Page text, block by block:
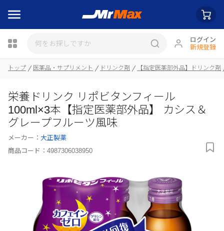
ログイン
新規登録
瓶詰
トップ 医薬品・サプリメント ドリンク剤 【指定医薬部外品】ドリンク剤
栄養ドリンク リポビタンフィール
100ml×3本【指定医薬部外品】 カシス＆
グレープフルーツ風味
メーカー： 大正製薬
商品コード： 4987306038950